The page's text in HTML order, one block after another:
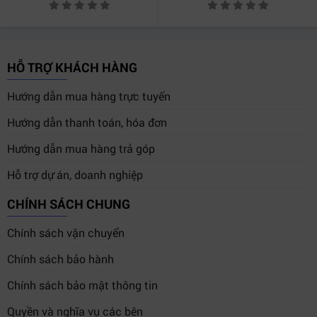
Chuột có độ nhạy cố định tối ưu cho nhu cầu văn
3. Bộ phím chuột có ồn không?
Phím được thiết kế gõ êm, hạn chế tiếng ồn, thích hợp
môi trường yên tĩnh.
4. Có cần cài driver để sử dụng Combo Phím Chuột
Coolerplus L30 không?
Không cần, chỉ cần cắm vào máy là chạy.
5. Phù hợp nhất với đối tượng nào?
Nhân viên văn phòng, học sinh – sinh viên, doanh
Kết Luận
HỖ TRỢ KHÁCH HÀNG
Hướng dẫn mua hàng trực tuyến
Hướng dẫn thanh toán, hóa đơn
Hướng dẫn mua hàng trả góp
Hỗ trợ dự án, doanh nghiệp
CHÍNH SÁCH CHUNG
Chính sách vận chuyển
Chính sách bảo hành
Chính sách bảo mật thông tin
Quyền và nghĩa vụ các bên